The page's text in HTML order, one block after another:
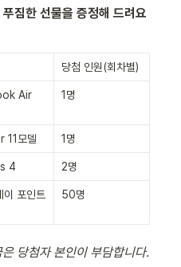
짐한 선물을 증정해 드려요
당첨 인원(회차별)
Air
1명
11모델 1명
4 2명
이 포인트
50명
당첨자 본인이 부담합니다.